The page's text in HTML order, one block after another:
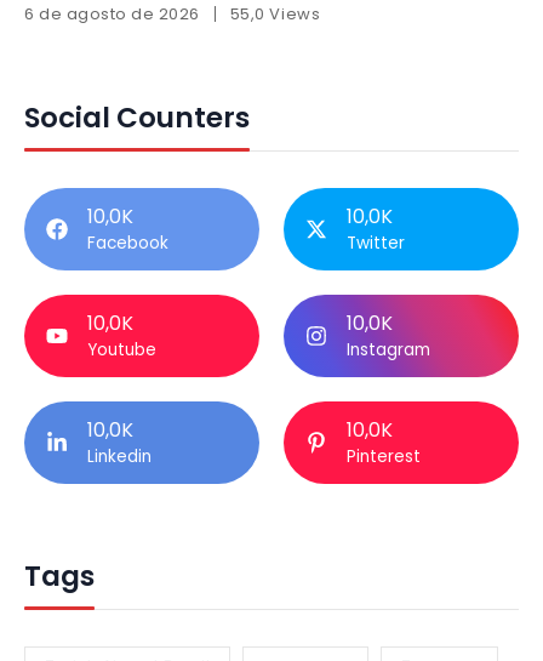
6 de agosto de 2026 55,0 Views
Social Counters
10,0K
Facebook
10,0K
Twitter
10,0K
Youtube
10,0K
Instagram
10,0K
Linkedin
10,0K
Pinterest
Tags